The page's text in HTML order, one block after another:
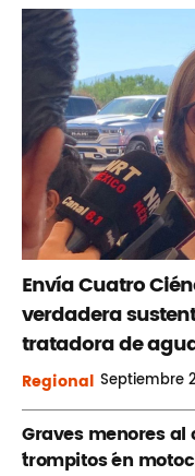
Envía Cuatro
verdadera
tratadora de
Regional Septiembre
Graves menores
´trompitos ´en